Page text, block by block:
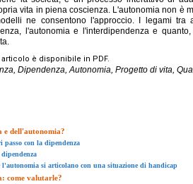
vita in piena coscienza. L'autonomia non è
ne consentono l'approccio. I legami tra
l'autonomia e l'interdipendenza e
è disponibile in PDF.
Dipendenza, Autonomia, Progetto di vita,
e dell'autonomia?
con la dipendenza
si articolano con una situazione di handicap
come valutarle?